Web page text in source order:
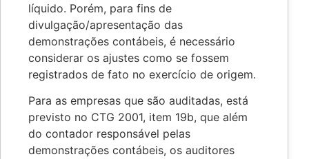
líquido. Porém, para fins de
divulgação/apresentação das
demonstrações contábeis, é necessário
considerar os ajustes como se fossem
registrados de fato no exercício de origem.
Para as empresas que são auditadas, está
previsto no CTG 2001, item 19b, que além
do contador responsável pelas
demonstrações contábeis, os auditores